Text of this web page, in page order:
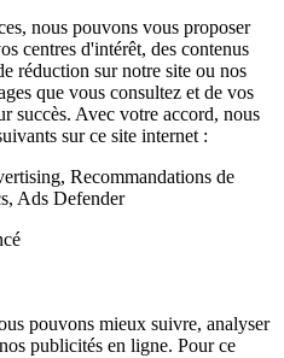
nous pouvons vous proposer
centres d'intérêt, des contenus
réduction sur notre site ou nos
que vous consultez et de vos
succès. Avec votre accord, nous
sur ce site internet :
Recommandations de
Ads Defender
pouvons mieux suivre, analyser
publicités en ligne. Pour ce